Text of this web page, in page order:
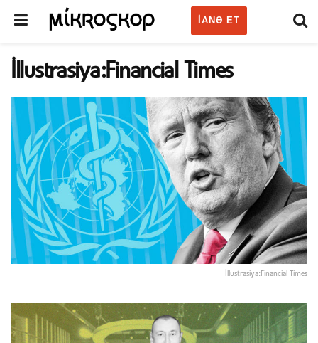
IANƏ ET
İllustrasiya:Financial Times
İllustrasiya:Financial Times